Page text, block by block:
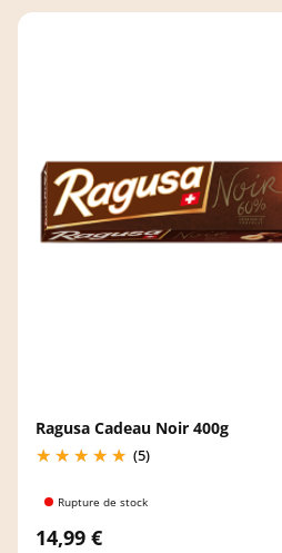
Ragusa Cadeau Noir 400g
(5)
Rupture de stock
14,99 €